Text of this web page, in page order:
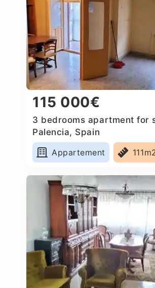
115 000€
3 bedrooms apartment for
Palencia, Spain
Appartement